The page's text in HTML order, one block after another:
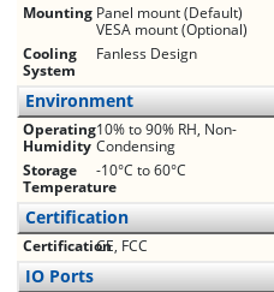
Mounting Panel mount (Default)
VESA mount (Optional)
Cooling
System
Fanless Design
Environment
Operating
Humidity
10% to 90% RH, Non-
Condensing
Storage
Temperature
-10°C to 60°C
Certification
CertificationCE, FCC
IO Ports